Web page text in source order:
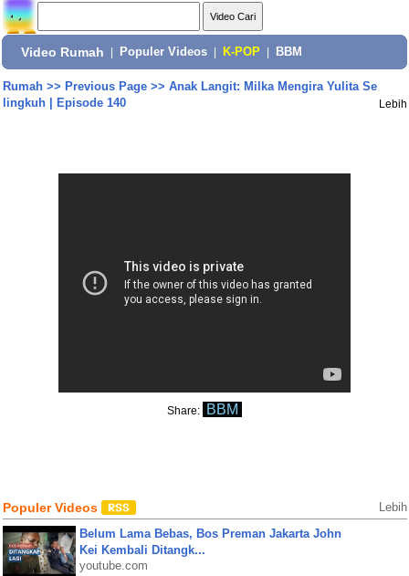
Video Rumah Populer Videos K-POP BBM
Rumah>> Previous Page>> Anak Langit: Milka Mengira Yulita Se
lingkuh | Episode 140
Lebih
Share: BBM
Populer Videos Lebih
Belum Lama Bebas, Bos Preman Jakarta John
Kei Kembali Ditangk...
youtube.com